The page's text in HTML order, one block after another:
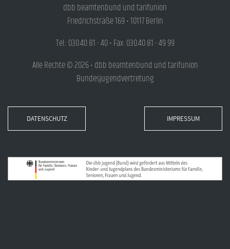
dbb beamtenbund und tarifunion
Friedrichstraße 169 • 10117 Berlin
Tel.: 030.40 81 - 40 • Fax: 030.40 81 - 49 99
Alle Rechte © 2026 • dbb beamtenbund und tarifunion
Bundesjugendvertretung
DATENSCHUTZ IMPRESSUM